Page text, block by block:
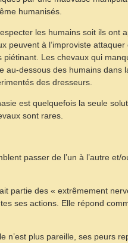
humanisés.
les humains soit ils ont
peuvent à l’improviste
Les chevaux qui
au-dessous des humains dans
des dresseurs.
est quelquefois la seule
sont rares.
passer de l’un à l’autre et/
partie des « extrêmement
ses actions. Elle répond
n’est plus pareille, ses peurs